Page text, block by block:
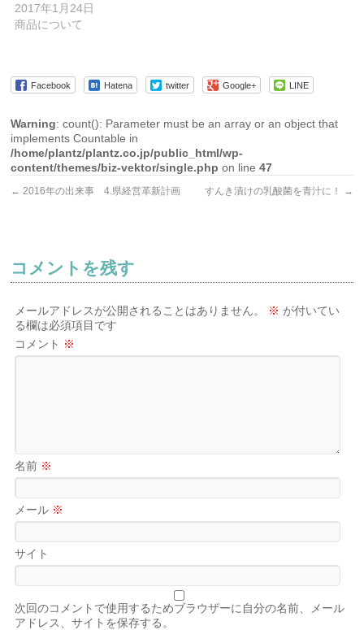
2017年1月24日
商品について
Facebook Hatena twitter Google+ LINE
Warning: count(): Parameter must be an array or an object that
implements Countable in
/home/plantz/plantz.co.jp/public_html/wp-
content/themes/biz-vektor/single.php on line47
← 2016年の出来事 4.県経営革新計画 すんき漬けの乳酸菌を青汁に！ →
コメントを残す
メールアドレスが公開されることはありません。 ※ が付いてい
る欄は必須項目です
コメント ※
名前 ※
メール ※
サイト
次回のコメントで使用するためブラウザーに自分の名前、メール
アドレス、サイトを保存する。